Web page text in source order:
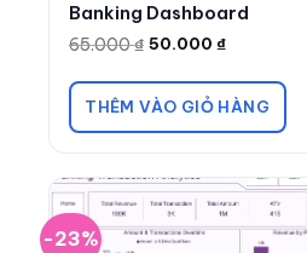
Banking Dashboard
65.000₫
Giá
là:
65.000 ₫.
50.000 ₫
Giá
tại
50.000 ₫.
THÊM VÀO GIỎ HÀNG
-23%